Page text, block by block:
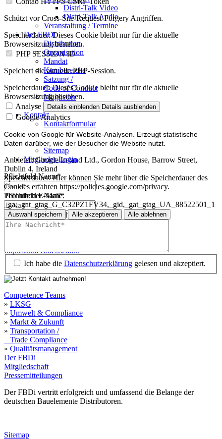
Distri-Talk Video
Distri-Talk Audio
Veranstaltung / Termine
Der FBDi
Distribution
Organisation
Mandat
Kernbereiche
Satzung /
Code of Conduct
Mitglieder
Mitglied werden
Kontakt
Kontaktformular
Impressum
Datenschutz
Sitemap
Mitglieder-Login
PflichtfeldName*
PflichtfeldE-Mail*
PflichtfeldIhre Nachricht *
Ich habe die Datenschutzerklärung gelesen und akzeptiert.
Competence Teams
» LKSG
» Umwelt & Compliance
» Markt & Zukunft
» Transportation /
Trade Compliance
» Qualitätsmanagement
Der FBDi
Mitgliedschaft
Pressemitteilungen
Der FBDi vertritt erfolgreich und umfassend die Belange der
deutschen Bauelemente Distributoren.
Sitemap
Schützt vor Cross-Site-Request-Forgery Angriffen.
Speicherdauer:Dieses Cookie bleibt nur für die aktuelle
Browsersitzung bestehen.
PHP SESSION ID
Speichert die aktuelle PHP-Session.
Speicherdauer:Dieses Cookie bleibt nur für die aktuelle
Browsersitzung bestehen.
Analyse
Details einblenden Details ausblenden
Google Analytics
Cookie von Google für Website-Analysen. Erzeugt statistische
Daten darüber, wie der Besucher die Website nutzt.
Anbieter:Google Ireland Ltd., Gordon House, Barrow Street,
Dublin 4, Ireland
Speicherdauer:Hier können Sie mehr über die Speicherdauer des
Cookies erfahren https://policies.google.com/privacy.
Technischer Name:
_ga,_gat_gtag_G_C32PZ1FV34,_gid,_gat_gtag_UA_88522501_1
Auswahl speichern Alle akzeptieren Alle ablehnen
Impressum Datenschutz